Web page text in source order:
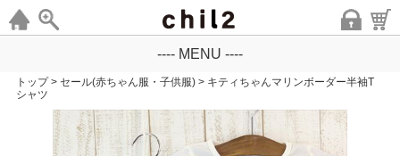
---- MENU ----
トップ > セール(赤ちゃん服・子供服) > キティちゃんマリンボーダー半袖T
シャツ